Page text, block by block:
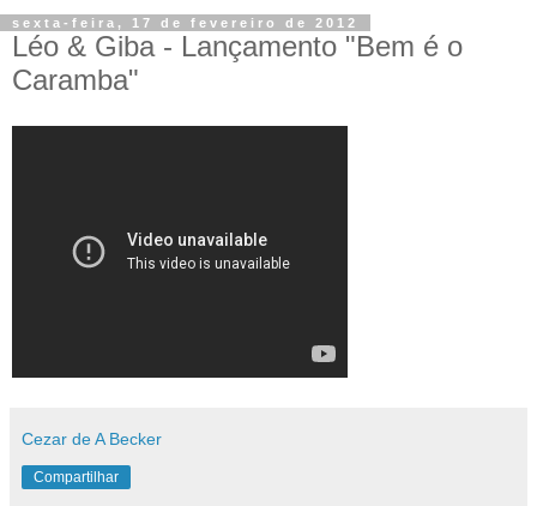
sexta-feira, 17 de fevereiro de 2012
Léo & Giba - Lançamento "Bem é o
Caramba"
Cezar de A Becker
Compartilhar